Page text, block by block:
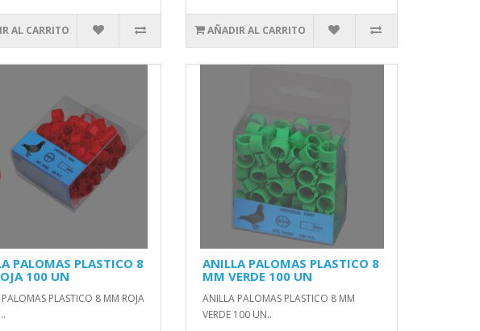
AL CARRITO AÑADIR AL CARRITO
PALOMAS PLASTICO 8
100 UN
PLASTICO 8 MM ROJA
ANILLA PALOMAS PLASTICO 8
MM VERDE 100 UN
ANILLA PALOMAS PLASTICO 8 MM
VERDE 100 UN..